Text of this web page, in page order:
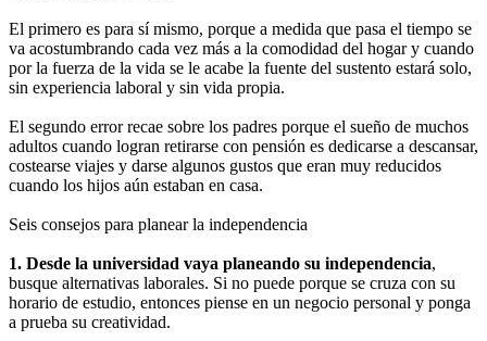
El primero es para sí mismo, porque a medida que pasa el tiempo se
va acostumbrando cada vez más a la comodidad del hogar y cuando
por la fuerza de la vida se le acabe la fuente del sustento estará solo,
sin experiencia laboral y sin vida propia.
El segundo error recae sobre los padres porque el sueño de muchos
adultos cuando logran retirarse con pensión es dedicarse a descansar,
costearse viajes y darse algunos gustos que eran muy reducidos
cuando los hijos aún estaban en casa.
Seis consejos para planear la independencia
1. Desde la universidad vaya planeando su independencia,
busque alternativas laborales. Si no puede porque se cruza con su
horario de estudio, entonces piense en un negocio personal y ponga
a prueba su creatividad.